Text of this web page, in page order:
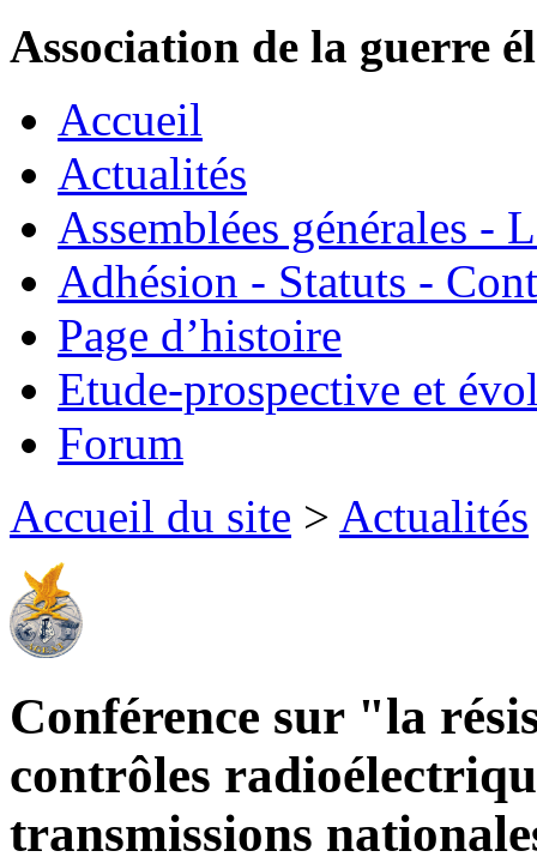
Association de la guerre
Accueil
Actualités
Assemblées générales -
Adhésion - Statuts -
Page d’histoire
Etude-prospective et
Forum
Accueil du site > Actualités
Conférence sur "la
contrôles
transmissions